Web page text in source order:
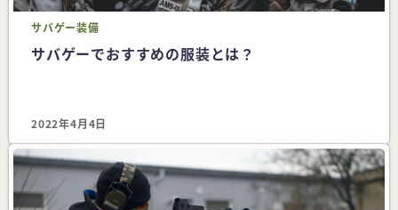
サバゲー装備
サバゲーでおすすめの服装とは？
2022年4月4日